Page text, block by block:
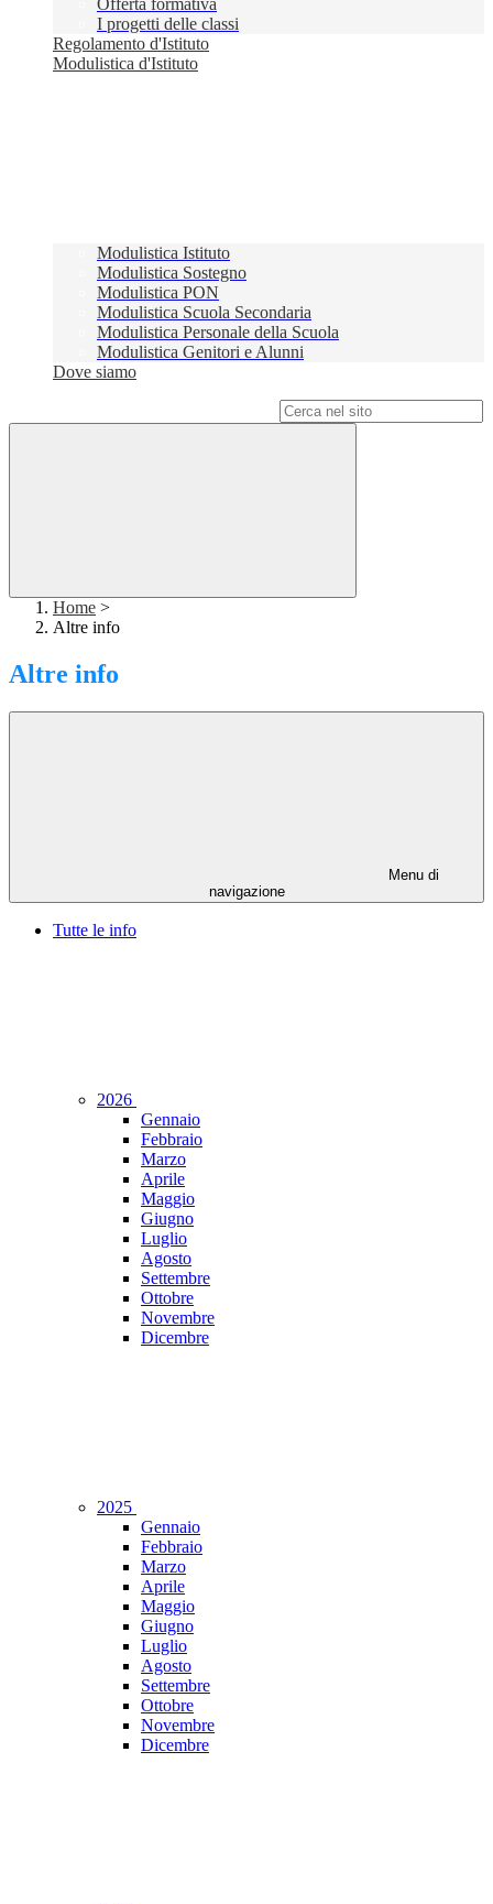
Offerta formativa
I progetti delle classi
Regolamento d'Istituto
Modulistica d'Istituto
Modulistica Istituto
Modulistica Sostegno
Modulistica PON
Modulistica Scuola Secondaria
Modulistica Personale della Scuola
Modulistica Genitori e Alunni
Dove siamo
Home >
Altre info
Altre info
Menu di
navigazione
Tutte le info
2026
Gennaio
Febbraio
Marzo
Aprile
Maggio
Giugno
Luglio
Agosto
Settembre
Ottobre
Novembre
Dicembre
2025
Gennaio
Febbraio
Marzo
Aprile
Maggio
Giugno
Luglio
Agosto
Settembre
Ottobre
Novembre
Dicembre